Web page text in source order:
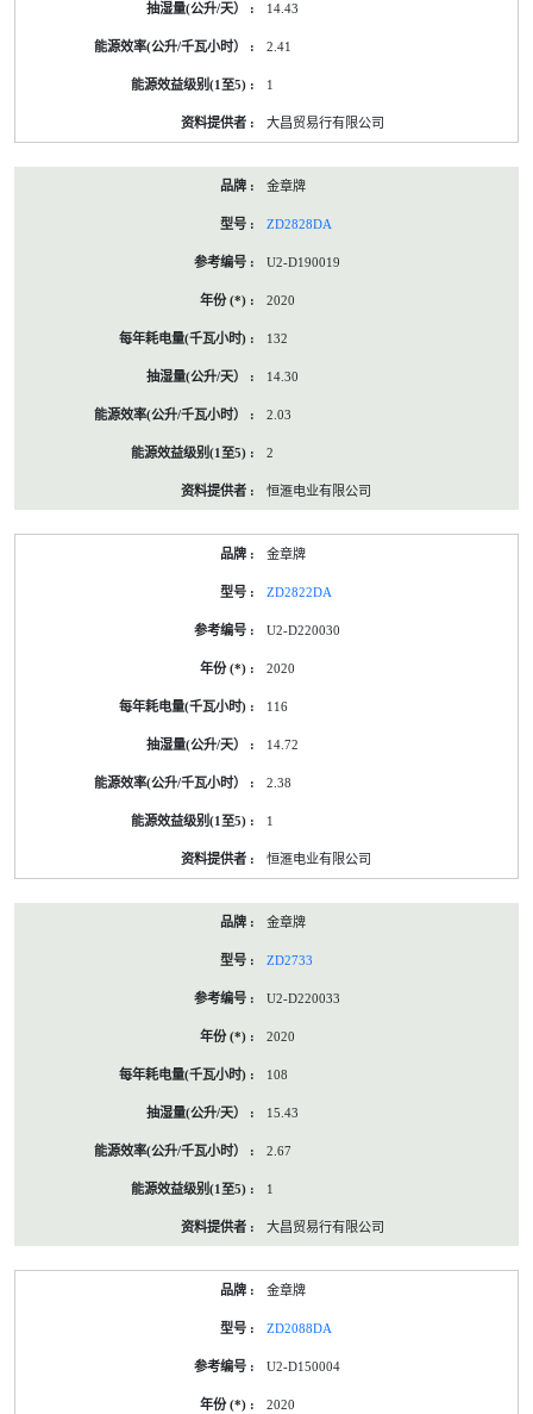
14.43
2.41
1
大昌贸易行有限公司
金章牌
ZD2828DA
U2-D190019
2020
132
14.30
2.03
2
恒滙电业有限公司
金章牌
ZD2822DA
U2-D220030
2020
116
14.72
2.38
1
恒滙电业有限公司
金章牌
ZD2733
U2-D220033
2020
108
15.43
2.67
1
大昌贸易行有限公司
金章牌
ZD2088DA
U2-D150004
2020